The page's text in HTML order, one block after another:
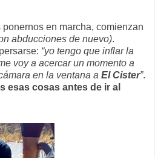
en marcha, comienzan
abducciones de nuevo).
“yo tengo que inflar la
voy a acercar un momento a
en la ventana a El Cister”.
esas cosas antes de ir al